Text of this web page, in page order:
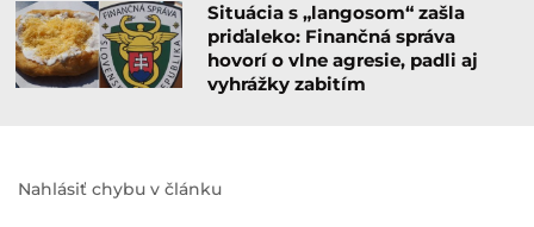
Situácia s „langosom“ zašla
priďaleko: Finančná správa
hovorí o vlne agresie, padli aj
vyhrážky zabitím
Nahlásiť chybu v článku